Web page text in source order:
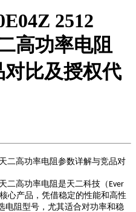
2512
高功率电阻
比及授权代
二高功率电阻参数详解与竞品对
二高功率电阻是天二科技（ Ever
心产品，凭借稳定的性能和高性
电阻型号，尤其适合对功率和稳